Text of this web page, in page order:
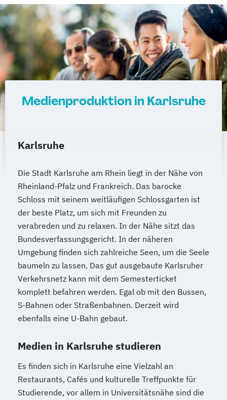
Medienproduktion in Karlsruhe
Karlsruhe
Die Stadt Karlsruhe am Rhein liegt in der Nähe von
Rheinland-Pfalz und Frankreich. Das barocke
Schloss mit seinem weitläufigen Schlossgarten ist
der beste Platz, um sich mit Freunden zu
verabreden und zu relaxen. In der Nähe sitzt das
Bundesverfassungsgericht. In der näheren
Umgebung finden sich zahlreiche Seen, um die Seele
baumeln zu lassen. Das gut ausgebaute Karlsruher
Verkehrsnetz kann mit dem Semesterticket
komplett befahren werden. Egal ob mit den Bussen,
S-Bahnen oder Straßenbahnen. Derzeit wird
ebenfalls eine U-Bahn gebaut.
Medien in Karlsruhe studieren
Es finden sich in Karlsruhe eine Vielzahl an
Restaurants, Cafés und kulturelle Treffpunkte für
Studierende, vor allem in Universitätsnähe sind die